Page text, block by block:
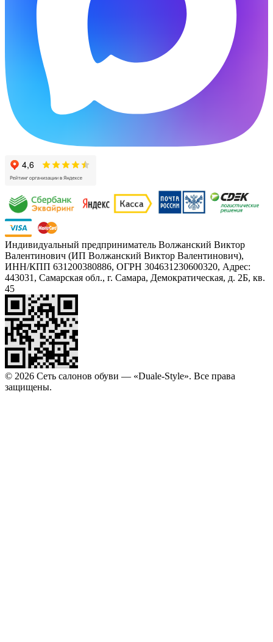
Индивидуальный предприниматель Волжанский Виктор
Валентинович (ИП Волжанский Виктор Валентинович),
ИНН/КПП 631200380886, ОГРН 304631230600320, Адрес:
443031, Самарская обл., г. Самара, Демократическая, д. 2Б, кв.
45
© 2026 Сеть салонов обуви — «Duale-Style». Все права
защищены.